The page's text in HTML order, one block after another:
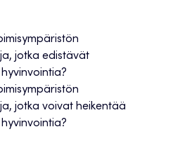
jotka edistävät
jotka voivat heikentää